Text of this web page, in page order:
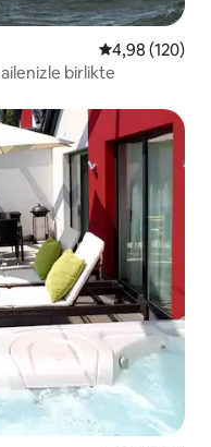
5 üzerinden
4,98 (120)
birlikte